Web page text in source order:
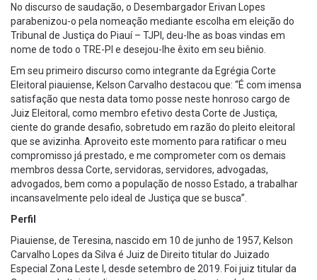
No discurso de saudação, o Desembargador Erivan Lopes
parabenizou-o pela nomeação mediante escolha em eleição do
Tribunal de Justiça do Piauí – TJPI, deu-lhe as boas vindas em
nome de todo o TRE-PI e desejou-lhe êxito em seu biênio.
Em seu primeiro discurso como integrante da Egrégia Corte
Eleitoral piauiense, Kelson Carvalho destacou que: “É com imensa
satisfação que nesta data tomo posse neste honroso cargo de
Juiz Eleitoral, como membro efetivo desta Corte de Justiça,
ciente do grande desafio, sobretudo em razão do pleito eleitoral
que se avizinha. Aproveito este momento para ratificar o meu
compromisso já prestado, e me comprometer com os demais
membros dessa Corte, servidoras, servidores, advogadas,
advogados, bem como a população de nosso Estado, a trabalhar
incansavelmente pelo ideal de Justiça que se busca”.
Perfil
Piauiense, de Teresina, nascido em 10 de junho de 1957, Kelson
Carvalho Lopes da Silva é Juiz de Direito titular do Juizado
Especial Zona Leste I, desde setembro de 2019. Foi juiz titular da